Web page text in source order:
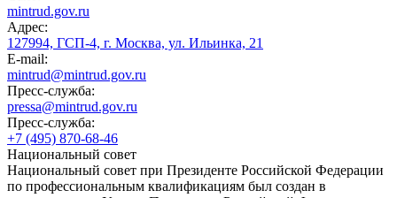
mintrud.gov.ru
Адрес:
127994, ГСП-4, г. Москва, ул. Ильинка, 21
E-mail:
mintrud@mintrud.gov.ru
Пресс-служба:
pressa@mintrud.gov.ru
Пресс-служба:
+7 (495) 870-68-46
Национальный совет
Национальный совет при Президенте Российской Федерации
по профессиональным квалификациям был создан в